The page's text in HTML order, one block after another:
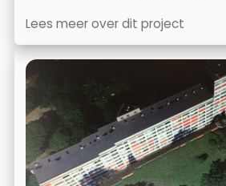
Lees meer over dit project